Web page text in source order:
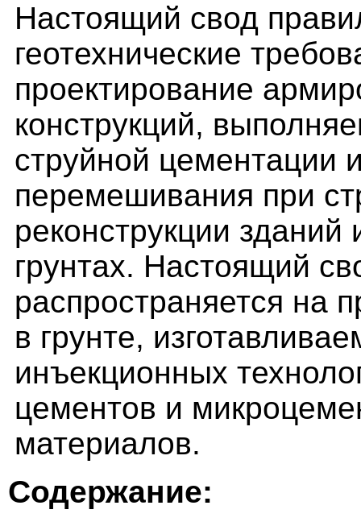
Настоящий свод
геотехнические
проектирование
конструкций,
струйной цементации
перемешивания при
реконструкции
грунтах. Настоящий
распространяется на
в грунте,
инъекционных
цементов и
материалов.
Содержание: